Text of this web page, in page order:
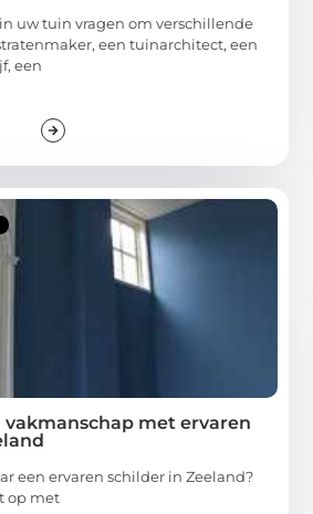
uw tuin vragen om verschillende
een tuinarchitect, een
een
met ervaren
een ervaren schilder in Zeeland?
op met